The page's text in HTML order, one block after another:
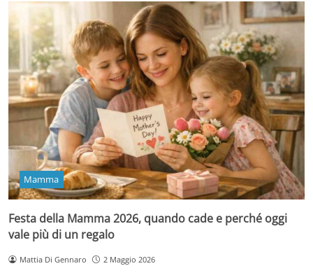
Mamma
Festa della Mamma 2026, quando cade e perché oggi
vale più di un regalo
Mattia Di Gennaro 2 Maggio 2026